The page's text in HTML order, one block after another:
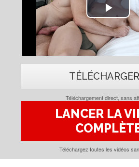
Play
TÉLÉCHARGER
Téléchargement direct, sans
LANCER LA
Téléchargez toutes les vidéos